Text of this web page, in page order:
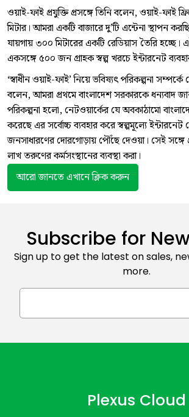
ওয়াই-ফাই প্রযুক্তি প্রসঙ্গে তিনি বলেন, ওয়াই-ফাই
মিটার। আমরা একটি বাজারে দু’টি এন্টেনা স্থাপন
যায়গায় ৩০০ মিটারের একটি রেডিয়াস তৈরি হচ্ছে।
একসঙ্গে ৫০০ জন গ্রাহক স্বল্প খরচে ইন্টারনেট
‘স্বাধীন ওয়াই-ফাই’ নিয়ে ভবিষ্যৎ পরিকল্পনা
বলেন, আমরা প্রথমে বাংলাদেশ সরকারকে ধন্যবাদ
পরিকল্পনা হলো, নেটওয়ার্কের যে অবকাঠামো
করেছে এর সর্বোচ্চ ব্যবহার করে স্বল্পমূল্যে ইন্টারনেট
জনসাধারণের দোরগোড়ায় পৌঁছে দেওয়া। সেই সঙ্গে
লাখ তরুণের কর্মসংস্থানের ব্যবস্থা করা।
আরো জানতে এখানে ক্লিক করুন
Subscribe for
Sign up to get the latest on sales,
more.
Plexus Cloud